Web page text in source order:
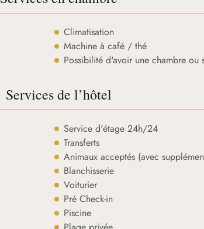
Climatisation
Machine à café / thé
Possibilité d'avoir une chambre ou
Services de l’hôtel
Service d'étage 24h/24
Transferts
Animaux acceptés (avec
Blanchisserie
Voiturier
Pré Check-in
Piscine